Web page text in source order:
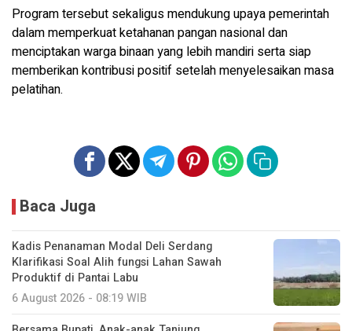
Program tersebut sekaligus mendukung upaya pemerintah
dalam memperkuat ketahanan pangan nasional dan
menciptakan warga binaan yang lebih mandiri serta siap
memberikan kontribusi positif setelah menyelesaikan masa
pelatihan.
Baca Juga
Kadis Penanaman Modal Deli Serdang
Klarifikasi Soal Alih fungsi Lahan Sawah
Produktif di Pantai Labu
6 August 2026 - 08:19 WIB